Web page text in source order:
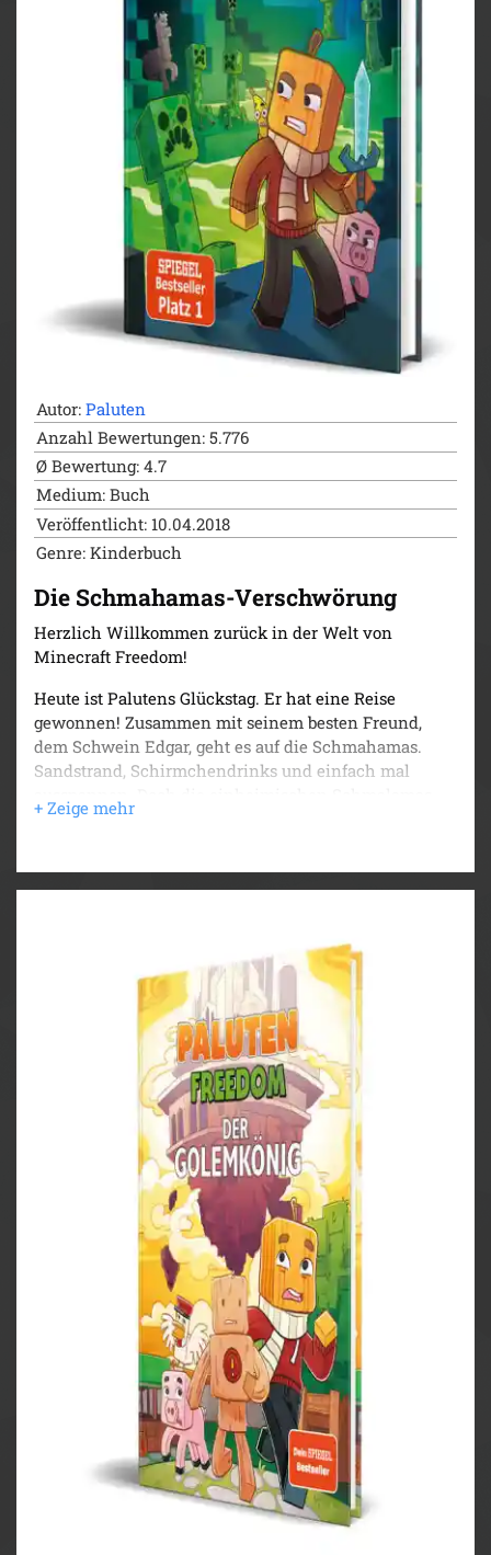
Autor: Paluten
Anzahl Bewertungen: 5.776
Ø Bewertung: 4.7
Medium: Buch
Veröffentlicht: 10.04.2018
Genre: Kinderbuch
Die Schmahamas-Verschwörung
Herzlich Willkommen zurück in der Welt von
Minecraft Freedom!
Heute ist Palutens Glückstag. Er hat eine Reise
gewonnen! Zusammen mit seinem besten Freund,
dem Schwein Edgar, geht es auf die Schmahamas.
Sandstrand, Schirmchendrinks und einfach mal
machen den beiden einen Strich durch die Rechnung,
stimmt hier nicht ...
Schmalamas zu retten? Allein können sie es
jedenfalls nicht schaffen. Sie brauchen Hilfe - und
zwar ausgerechnet von einem lange verschollenen
Chaotische Abenteuer erwarten euch in diesem
Freedom-Roman, wenn Team Edgar wieder auf Reisen
geht! Mit von der Partie sind alte Freunde wie General
Dieter, Professor Ente und Banani und Banunu. Aber
auch Widersacher von früher, die sich überraschend
als Verbündete herausstellen, lassen sich blicken.
Durch zahlreiche Illustrationen werden die Figuren
zum Leben erweckt.
Oh, und es gibt Lamas. Lamas!!!